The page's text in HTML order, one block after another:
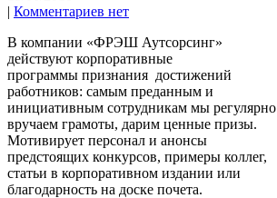
| Комментариев нет
В компании «ФРЭШ Аутсорсинг»
действуют корпоративные
программы признания достижений
работников: самым преданным и
инициативным сотрудникам мы регулярно
вручаем грамоты, дарим ценные призы.
Мотивирует персонал и анонсы
предстоящих конкурсов, примеры коллег,
статьи в корпоративном издании или
благодарность на доске почета.